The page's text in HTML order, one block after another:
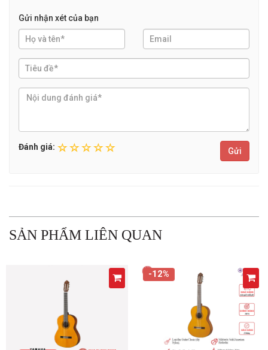
Gửi nhận xét của bạn
Đánh giá: Gửi
SẢN PHẨM LIÊN QUAN
-12%